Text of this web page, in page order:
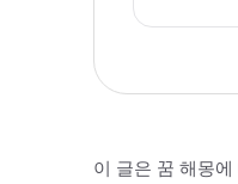
이 글은 꿈 해몽